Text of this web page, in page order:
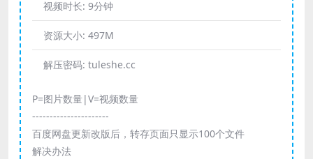
视频时长: 9分钟
资源大小: 497M
解压密码: tuleshe.cc
P=图片数量|V=视频数量
----------------------
百度网盘更新改版后，转存页面只显示100个文件
解决办法